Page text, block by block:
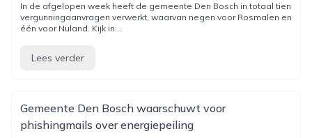
In de afgelopen week heeft de gemeente Den Bosch in totaal tien
vergunningaanvragen verwerkt, waarvan negen voor Rosmalen en
één voor Nuland. Kijk in...
Lees verder
Gemeente Den Bosch waarschuwt voor
phishingmails over energiepeiling